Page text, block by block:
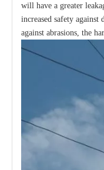
will have a greater
increased safety against
against abrasions, the